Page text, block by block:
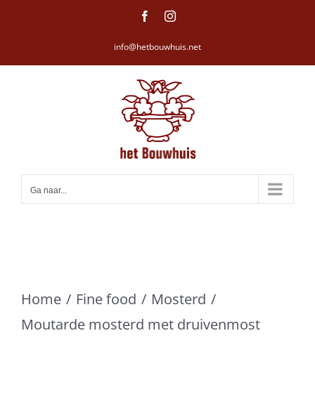
FacebookInstagram
info@hetbouwhuis.net
Ga naar...
Home Fine food
Mosterd
Moutarde mosterd met druivenmost